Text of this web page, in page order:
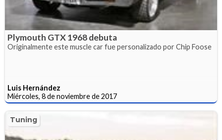
Plymouth GTX 1968 debuta
Originalmente este muscle car fue personalizado por Chip Foose
Luis Hernández
Miércoles, 8 de noviembre de 2017
Tuning